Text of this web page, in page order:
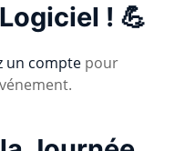
! 💪
un comptepour